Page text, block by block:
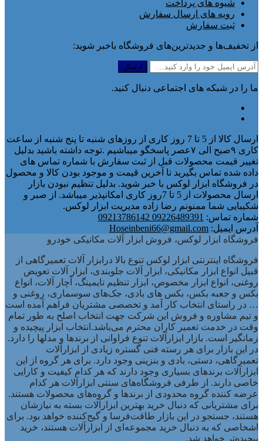
شیوه های پرداخت
رویه های ارسال سفارش
ثبت سفارش
از تخفیف‌ها و جدیدترین‌های فروشگاه باخبر شوید:
ما را در شبکه های اجتماعی دنبال کنید.
ارسال کالا از 5 تا 7 روز کاری از روزهای شنبه تا پنج شنبه از ساعت
کاری ۹صبح الی ۷عصر پاسخگو میباشیم .توجه داشته باشید بدلیل
تغییر قیمت محصولات قبل از ثبت سفارش با شماره تماس های
داده شده تماس بگیرید تا آخرین قیمت و موجود بودن کالا و محصول
در فروشگاه ابزار لوکس با خبر شوید. بدلیل تنظیم نبودن بازار
ارسال محصولات از 5 تا 7روز کاری امکانپذیر میباشد. از صبر و
شکیبایی شما ممنونم رضا زاده مدیریت ابزار لوکس.
شماره تماس: 09226489391 09213786142
آدرس ایمیل: Hoseinbeni66@gmail.com
فروشگاه ابزار لوکس، فروش ابزار آلات مکانیکی خودرو
فروشگاه اینترنتی ابزار لوکس تنوع بالا درابزار آلات تعمیرگاهی از
قبیل انواع ابزار مکانیکی، ابزار آلات جلوبندی، ابزار آلات تعویض
روغنی، انواع ابزار مخصوص، ابزار تنظیم تایمینگ، آچار آلات، انواع
بکس و جعبه بکس، بکس های بادی، جک‌های سوسماری، روغنی و
… در راستای انتخاب کار آمد و تخصصی مشتریان فراهم آمده است
و تیم مشاوره و فروش این شرکت جهت انتخاب اصلح به طور تمام
وقت در خدمت تعمیر کاران محترم می‌باشد.انتخاب ابزار پیچیده و
زمانگیر است. بازار ابزارآلات تنوع فراوانی از برندها و مدلها را دارد.
در این بازار برای هر رسته فنی گستره زیادی از ابزارآلات
تعمیرگاهی، دستی، بادی و بنزینی وجود دارد. برای هر گروه از این
ابزارآلات برندهای بسیاری وجود دارند که هر کدام کیفیت و کارایی
خاصی دارند. از طرفی فروشگاه‌های سنتی ابزارآلات هر کدام
عرضه کننده گروه محدودی از برندها و گروه‌های محصولات هستند.
برای مشتریانی که دنبال خرید بهترین ابزارآلات بسته به نیازشان
هستند، جستجو در این بازار طاقت‌فرسا و گیج‌کننده خواهد بود. برای
اشخاصی که به دنبال خرید مجموعه‌ای از ابزارآلات هستند، خرید
پیچیده‌تر خواهد شد.